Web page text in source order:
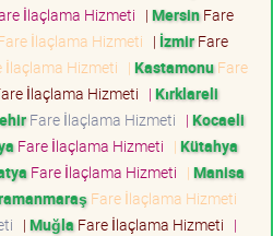
İlaçlama Hizmeti | MersinFare
İlaçlama Hizmeti | İzmirFare
İlaçlama Hizmeti | KastamonuFare
İlaçlama Hizmeti | Kırklareli
Fare İlaçlama Hizmeti | Kocaeli
Fare İlaçlama Hizmeti | Kütahya
Fare İlaçlama Hizmeti | Manisa
Fare İlaçlama Hizmeti
| Muğla Fare İlaçlama Hizmeti |